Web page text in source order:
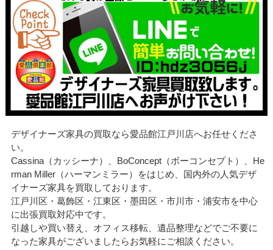
デザイナーズ家具の買取なら愛品館江戸川店へお任せくださ
い。
Cassina（カッシーナ）、BoConcept（ボーコンセプト）、He
rman Miller（ハーマンミラー）をはじめ、国内外の人気デザ
イナーズ家具を買取しております。
江戸川区・葛飾区・江東区・墨田区・市川市・浦安市を中心
に出張買取対応中です。
引越しや買い替え、オフィス移転、遺品整理などでご不要に
なった家具がございましたらお気軽にご相談ください。